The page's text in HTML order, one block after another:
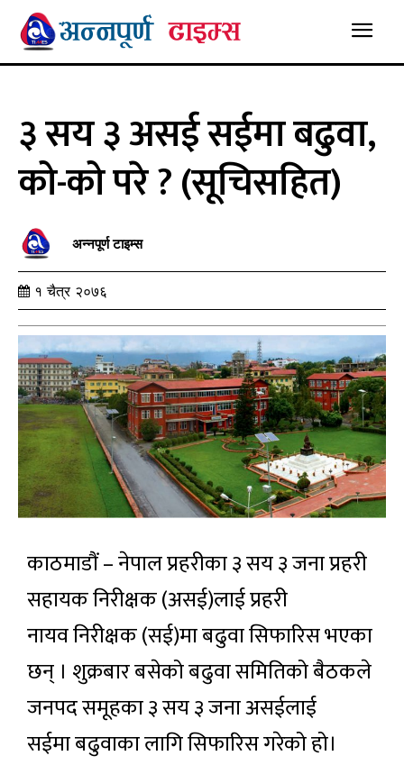
३ सय ३ असई सईमा बढुवा,
को-को परे ? (सूचिसहित)
अन्नपूर्ण टाइम्स
१ चैत्र २०७६
काठमाडौं – नेपाल प्रहरीका ३ सय ३ जना प्रहरी
सहायक निरीक्षक (असई)लाई प्रहरी
नायव निरीक्षक (सई)मा बढुवा सिफारिस भएका
छन् । शुक्रबार बसेको बढुवा समितिको बैठकले
जनपद समूहका ३ सय ३ जना असईलाई
सईमा बढुवाका लागि सिफारिस गरेको हो।